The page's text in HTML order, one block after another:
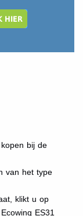
bij de
van het type
klikt u op
ES31